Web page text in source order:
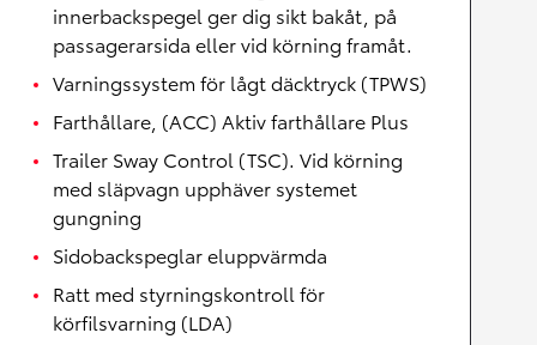
innerbackspegel ger dig sikt bakåt, på
passagerarsida eller vid körning framåt.
Varningssystem för lågt däcktryck (TPWS)
Farthållare, (ACC) Aktiv farthållare Plus
Trailer Sway Control (TSC). Vid körning
med släpvagn upphäver systemet
gungning
Sidobackspeglar eluppvärmda
Ratt med styrningskontroll för
körfilsvarning (LDA)